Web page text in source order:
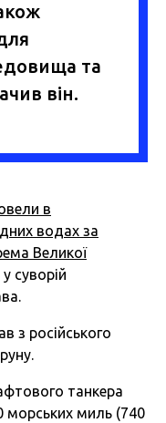
та
він.
в
водах за
Великої
суворій
з російського
танкера
морських миль (740